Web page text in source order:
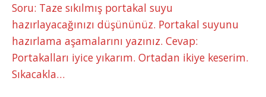
Soru: Taze sıkılmış portakal suyu
hazırlayacağınızı düşününüz. Portakal suyunu
hazırlama aşamalarını yazınız. Cevap:
Portakalları iyice yıkarım. Ortadan ikiye keserim.
Sıkacakla…